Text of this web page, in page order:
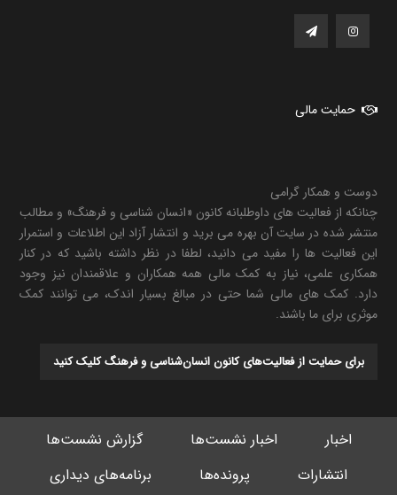
حمایت مالی
دوست و همکار گرامی
چنانکه از فعالیت های داوطلبانه کانون «انسان شناسی و فرهنگ» و مطالب
منتشر شده در سایت آن بهره می برید و انتشار آزاد این اطلاعات و استمرار
این فعالیت ها را مفید می دانید، لطفا در نظر داشته باشید که در کنار
همکاری علمی، نیاز به کمک مالی همه همکاران و علاقمندان نیز وجود
دارد. کمک های مالی شما حتی در مبالغ بسیار اندک، می توانند کمک
موثری برای ما باشند.
برای حمایت از فعالیت‌های کانون انسان‌شناسی و فرهنگ کلیک کنید
اخبار اخبار نشست‌ها
گزارش نشست‌ها
انتشارات
پرونده‌ها
برنامه‌های دیداری